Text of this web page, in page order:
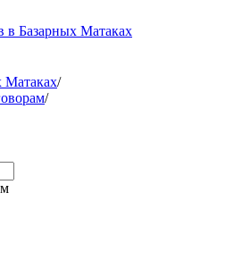
в Базарных Матаках
Матаках/
/